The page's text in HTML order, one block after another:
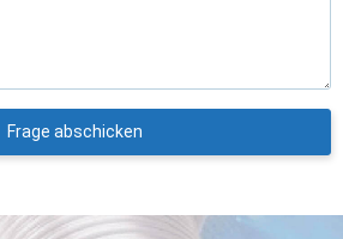
Frage abschicken